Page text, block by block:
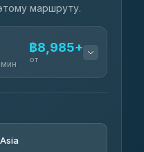
маршруту.
฿8,985+
от